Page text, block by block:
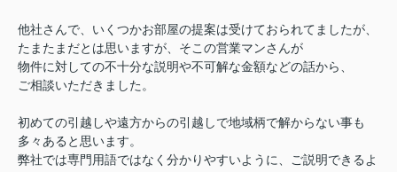
他社さんで、いくつかお部屋の提案は受けておられてましたが、
たまたまだとは思いますが、そこの営業マンさんが
物件に対しての不十分な説明や不可解な金額などの話から、
ご相談いただきました。
初めての引越しや遠方からの引越しで地域柄で解からない事も
多々あると思います。
弊社では専門用語ではなく分かりやすいように、ご説明できるよ